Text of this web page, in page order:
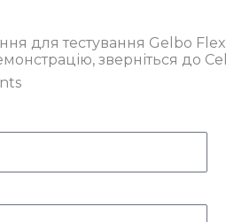
для тестування Gelbo Flex
зверніться до Cell